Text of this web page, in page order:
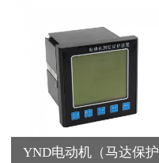
YND电动机（马达保护